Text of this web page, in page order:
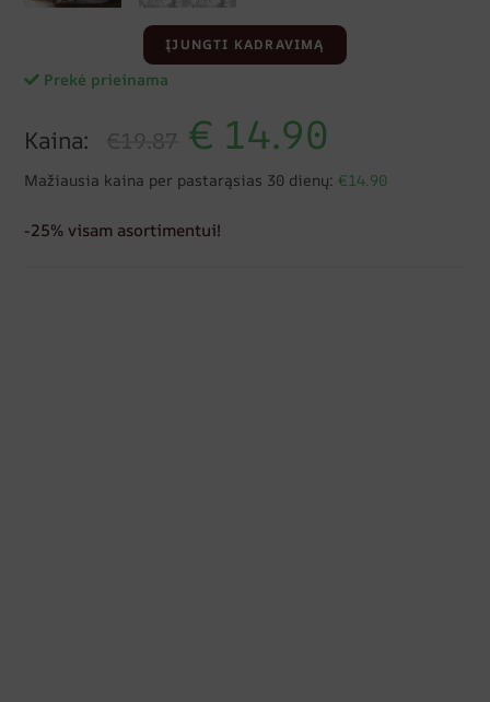
ĮJUNGTI KADRAVIMĄ
Prekė prieinama
Kaina: €19.87 € 14.90
Mažiausia kaina per pastarąsias 30 dienų: €14.90
-25% visam asortimentui!